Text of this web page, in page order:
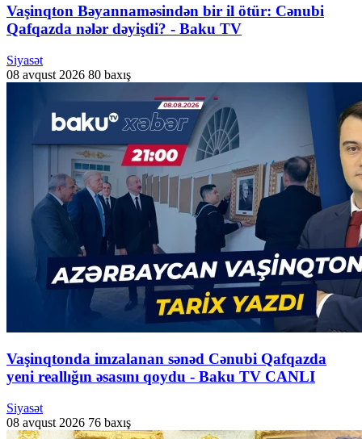
Vaşinqton Bəyannaməsindən bir il ötür: Cənubi
Qafqazda nələr dəyişdi? - Baku TV
Siyasət
08 avqust 2026 80 baxış
Vaşinqtonda imzalanan sənəd Cənubi Qafqazda
yeni reallığın əsasını qoydu - Baku TV CANLI
Siyasət
08 avqust 2026 76 baxış